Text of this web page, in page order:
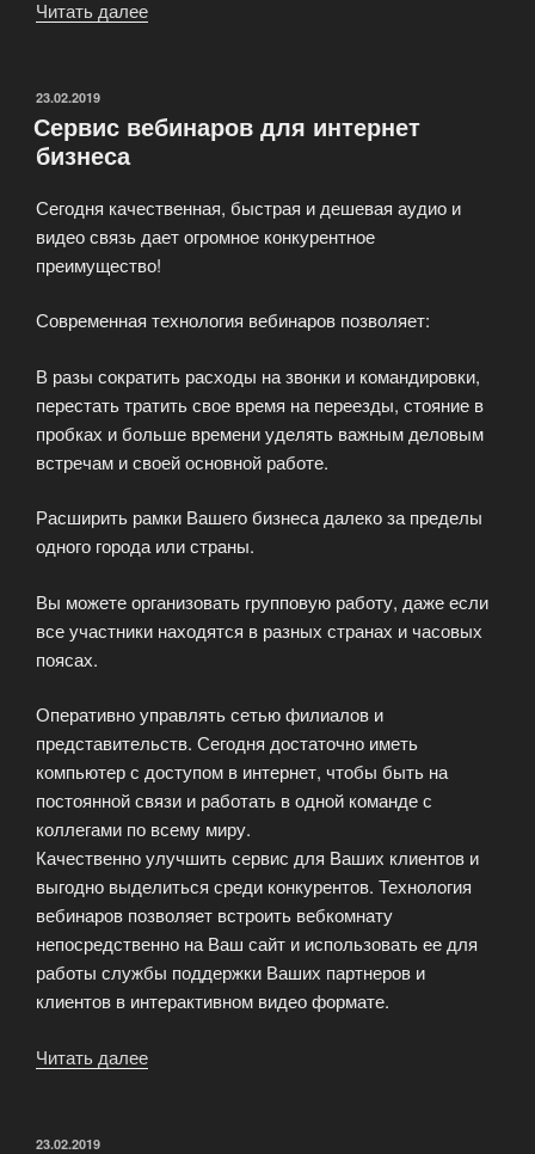
Читать далее
СИБ
ОПУБЛИКОВАНО
23.02.2019
Сервис вебинаров для интернет
бизнеса
Сегодня качественная, быстрая и дешевая аудио и
видео связь дает огромное конкурентное
преимущество!
Современная технология вебинаров позволяет:
В разы сократить расходы на звонки и командировки,
перестать тратить свое время на переезды, стояние в
пробках и больше времени уделять важным деловым
встречам и своей основной работе.
Расширить рамки Вашего бизнеса далеко за пределы
одного города или страны.
Вы можете организовать групповую работу, даже если
все участники находятся в разных странах и часовых
поясах.
Оперативно управлять сетью филиалов и
представительств. Сегодня достаточно иметь
компьютер с доступом в интернет, чтобы быть на
постоянной связи и работать в одной команде с
коллегами по всему миру.
Качественно улучшить сервис для Ваших клиентов и
выгодно выделиться среди конкурентов. Технология
вебинаров позволяет встроить вебкомнату
непосредственно на Ваш сайт и использовать ее для
работы службы поддержки Ваших партнеров и
клиентов в интерактивном видео формате.
Читать далее
ОПУБЛИКОВАНО
23.02.2019